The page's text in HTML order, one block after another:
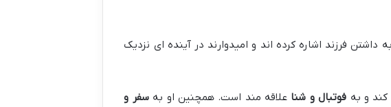
فرزند اشاره کرده اند و امیدوارند در آینده ای نزدیک
و به فوتبال و شنا علاقه مند است. همچنین او بهسفر و